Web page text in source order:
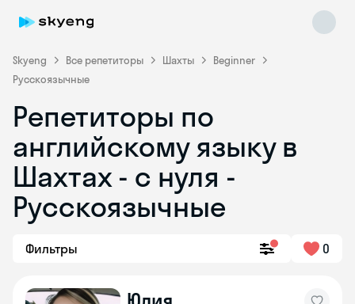
Skyeng Все репетиторы Шахты
Beginner
Русскоязычные
Репетиторы по
английскому языку в
Шахтах - с нуля -
Русскоязычные
Фильтры 0
Skyeng Chat